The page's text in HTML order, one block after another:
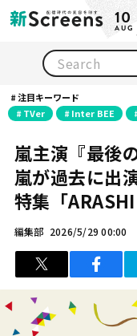
10
AUG
注目キーワード
TVer
Inter BEE
嵐主演『最後
嵐が過去に出
特集「
編集部 2026/5/29 00:00
ツイート